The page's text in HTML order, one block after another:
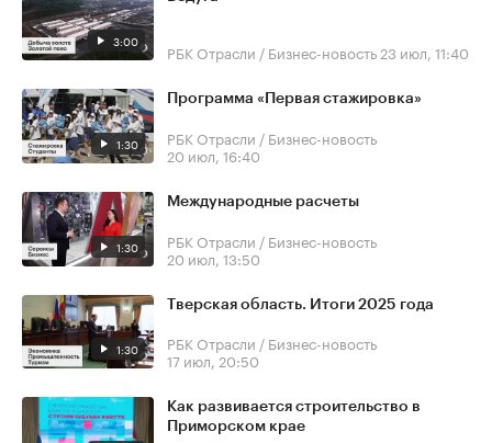
3:00 РБК Отрасли / Бизнес-новость 23 июл, 11:40
1:30
Программа «Первая стажировка»
РБК Отрасли / Бизнес-новость
20 июл, 16:40
1:30
Международные расчеты
РБК Отрасли / Бизнес-новость
20 июл, 13:50
1:30
Тверская область. Итоги 2025 года
РБК Отрасли / Бизнес-новость
17 июл, 20:50
Как развивается строительство в
Приморском крае